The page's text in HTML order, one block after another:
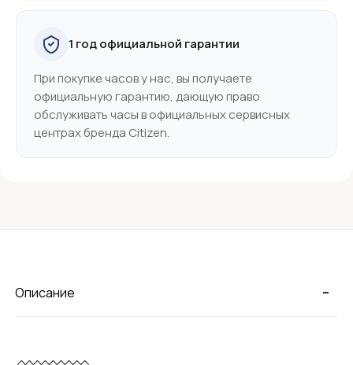
1 год официальной гарантии
При покупке часов у нас, вы получаете
официальную гарантию, дающую право
обслуживать часы в официальных сервисных
центрах бренда Citizen.
-
Описание